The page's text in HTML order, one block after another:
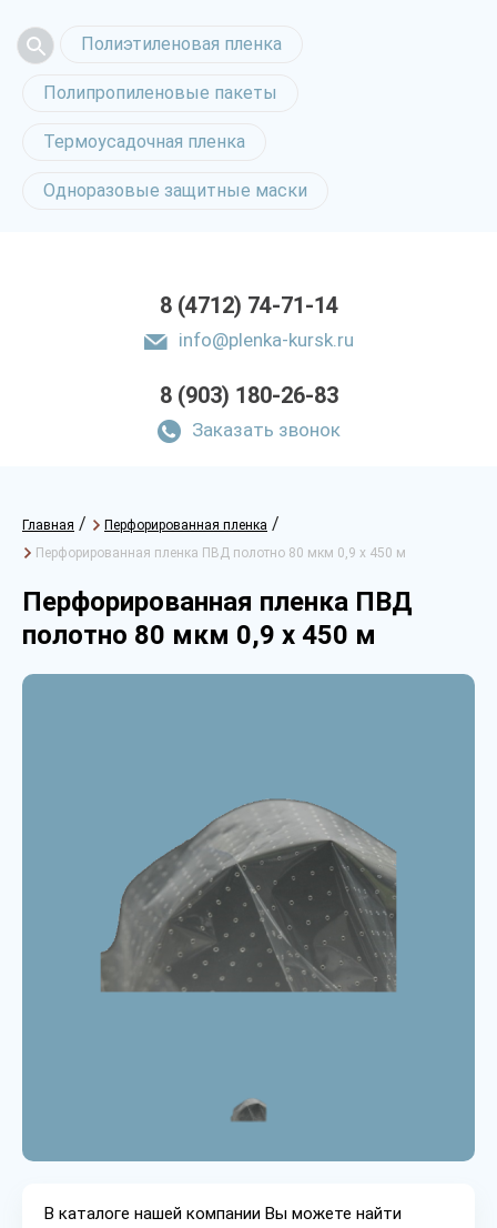
Полиэтиленовая пленка
Полипропиленовые пакеты
Термоусадочная пленка
Одноразовые защитные маски
8 (4712) 74-71-14
info@plenka-kursk.ru
8 (903) 180-26-83
Заказать звонок
Главная / Перфорированная пленка /
Перфорированная пленка ПВД полотно 80 мкм 0,9 х 450 м
Перфорированная пленка ПВД
полотно 80 мкм 0,9 х 450 м
В каталоге нашей компании Вы можете найти